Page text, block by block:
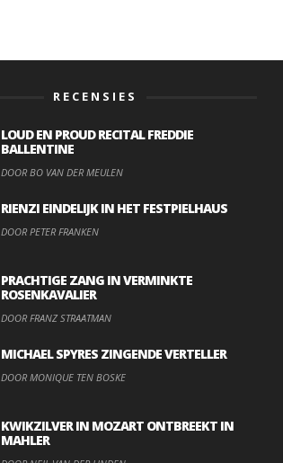
RECENSIES
LOUD EN PROUD RECITAL FREDDIE
BALLENTINE
DOOR BO VAN DER MEULEN
RIENZI EINDELIJK IN HET FESTPIELHAUS
DOOR PETER FRANKEN
PRACHTIGE ZANG IN VERMINKTE
ROSENKAVALIER
DOOR FRANZ STRAATMAN
MICHAEL SPYRES ZINGENDE VERTELLER
DOOR MONIQUE TEN BOSKE
KWIKZILVER IN MOZART ONTBREEKT IN
MAHLER